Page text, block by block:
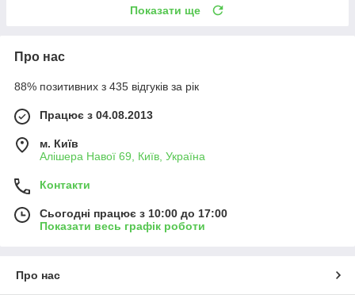
Показати ще
Про нас
88% позитивних з 435 відгуків за рік
Працює з 04.08.2013
м. Київ
Алішера Навої 69, Київ, Україна
Контакти
Сьогодні працює з 10:00 до 17:00
Показати весь графік роботи
Про нас